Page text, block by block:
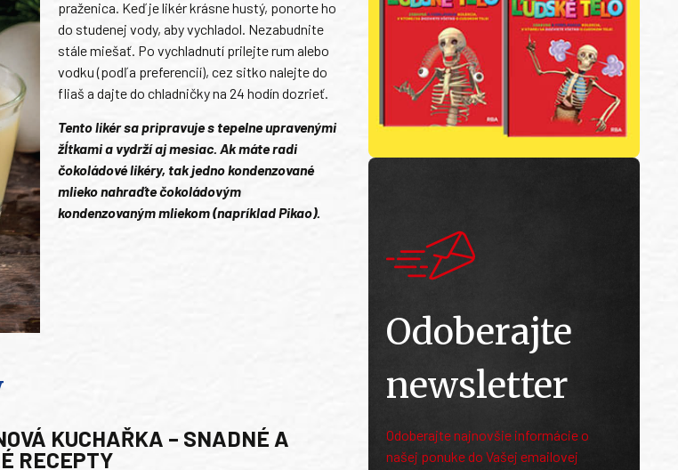
praženica. Keď je likér krásne hustý, ponorte ho
do studenej vody, aby vychladol. Nezabudnite
stále miešať. Po vychladnutí prilejte rum alebo
vodku (podľa preferencií), cez sitko nalejte do
fliaš a dajte do chladničky na 24 hodín dozrieť.
Tento likér sa pripravuje s tepelne upravenými
žĺtkami a vydrží aj mesiac. Ak máte radi
čokoládové likéry, tak jedno kondenzované
mlieko nahraďte čokoládovým
kondenzovaným mliekom (napríklad Pikao).
KUCHAŘKA – SNADNÉ A
RECEPTY
Odoberajte
newsletter
Odoberajte najnovšie informácie o
našej ponuke do Vašej emailovej